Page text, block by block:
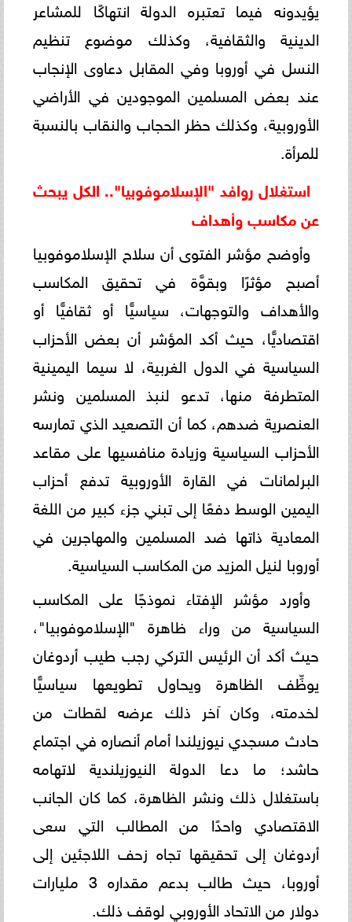
يؤيدونه فيما تعتبره الدولة انتهاكًا للمشاعر
الدينية والثقافية، وكذلك موضوع تنظيم
النسل في أوروبا وفي المقابل دعاوى الإنجاب
عند بعض المسلمين الموجودين في الأراضي
الأوروبية، وكذلك حظر الحجاب والنقاب بالنسبة
للمرأة.
استغلال روافد "الإسلاموفوبيا".. الكل يبحث
عن مكاسب وأهداف
وأوضح مؤشر الفتوى أن سلاح الإسلاموفوبيا
أصبح مؤثرًا وبقوَّة في تحقيق المكاسب
والأهداف والتوجهات، سياسيًّا أو ثقافيًّا أو
اقتصاديًّا، حيث أكد المؤشر أن بعض الأحزاب
السياسية في الدول الغربية، لا سيما اليمينية
المتطرفة منها، تدعو لنبذ المسلمين ونشر
العنصرية ضدهم، كما أن التصعيد الذي تمارسه
الأحزاب السياسية وزيادة منافسيها على مقاعد
البرلمانات في القارة الأوروبية تدفع أحزاب
اليمين الوسط دفعًا إلى تبني جزء كبير من اللغة
المعادية ذاتها ضد المسلمين والمهاجرين في
أوروبا لنيل المزيد من المكاسب السياسية.
وأورد مؤشر الإفتاء نموذجًا على المكاسب
السياسية من وراء ظاهرة "الإسلاموفوبيا"،
حيث أكد أن الرئيس التركي رجب طيب أردوغان
يوظِّف الظاهرة ويحاول تطويعها سياسيًّا
لخدمته، وكان آخر ذلك عرضه لقطات من
حادث مسجدي نيوزيلندا أمام أنصاره في اجتماع
حاشد؛ ما دعا الدولة النيوزيلندية لاتهامه
باستغلال ذلك ونشر الظاهرة، كما كان الجانب
الاقتصادي واحدًا من المطالب التي سعى
أردوغان إلى تحقيقها تجاه زحف اللاجئين إلى
أوروبا، حيث طالب بدعم مقداره 3 مليارات
دولار من الاتحاد الأوروبي لوقف ذلك.